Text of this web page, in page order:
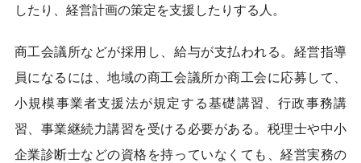
b
o
o
k
したり、経営計画の策定を支援したりする人。
商工会議所などが採用し、給与が支払われる。経営指導
員になるには、地域の商工会議所か商工会に応募して、
小規模事業者支援法が規定する基礎講習、行政事務講
習、事業継続力講習を受ける必要がある。税理士や中小
企業診断士などの資格を持っていなくても、経営実務の